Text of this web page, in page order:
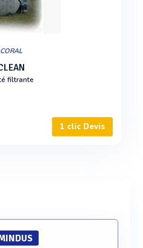
CORAL
filtrante
1 clic Devis